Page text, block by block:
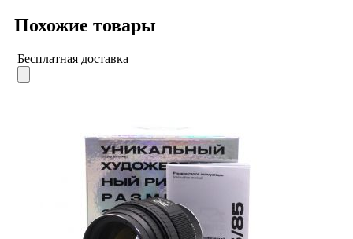
Похожие товары
Бесплатная доставка